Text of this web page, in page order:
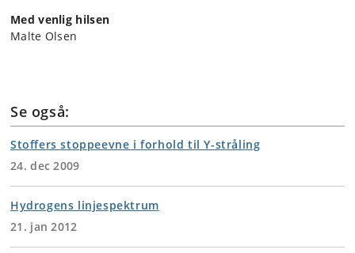
Med venlig hilsen
Malte Olsen
Se også:
Stoffers stoppeevne i forhold til Y-stråling
24. dec 2009
Hydrogens linjespektrum
21. jan 2012